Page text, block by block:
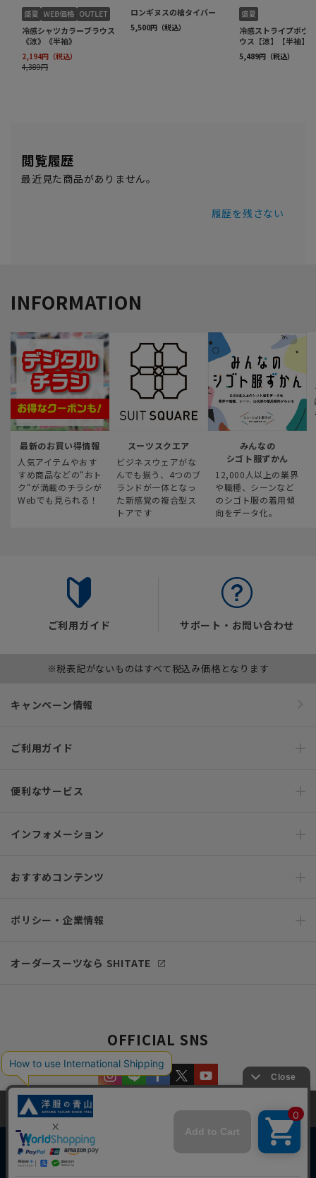
閲覧履歴
最近見た商品がありません。
履歴を残さない
INFORMATION
最新のお買い得情報
人気アイテムやおす
すめ商品などの“おト
ク“が満載のチラシが
Webでも見られる！
スーツスクエア
ビジネスウェアがな
んでも揃う、4つのブ
ランドが一体となっ
た新感覚の複合型ス
トアです
みんなの
シゴト服ずかん
12,000人以上の業界
や職種、シーンなど
のシゴト服の着用傾
向をデータ化。
ご利用ガイド サポート・お問い合わせ
※税表記がないものはすべて税込み価格となります
キャンペーン情報
ご利用ガイド
便利なサービス
インフォメーション
おすすめコンテンツ
ポリシー・企業情報
オーダースーツなら SHITATE
OFFICIAL SNS
当サイトでは、快適な閲覧体験とコンテンツ改善のためにCookieを使用
しています。閲覧を続けることで、Cookieの使用に同意したものとみな
します。詳細については